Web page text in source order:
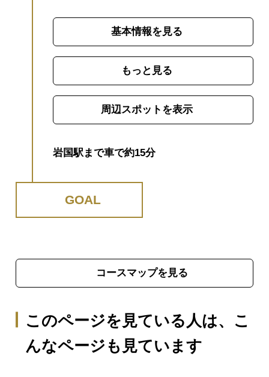
て、食べる体験です。見た目も華やかで写
真映えバッチリ♪楽しいランチタイムをお過
（食事時間含む）※事前予約必要
基本情報を見る
もっと見る
周辺スポットを表示
岩国駅まで車で約15分
GOAL
コースマップを見る
このページを見ている人は、 こ
んなページも見ています